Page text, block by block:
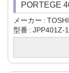
PORTEGE
メーカー
型番
JPP401Z-